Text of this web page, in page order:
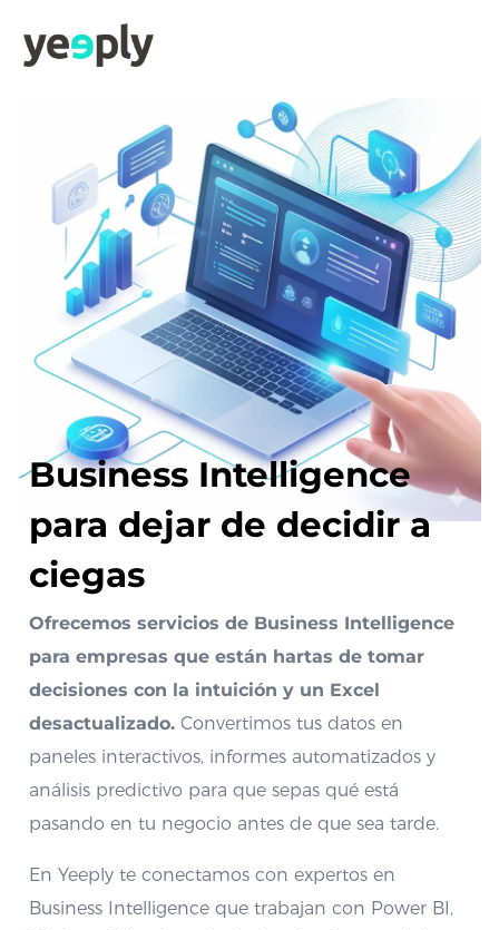
Business Intelligence
para dejar de decidir a
ciegas
Ofrecemos servicios de Business Intelligence
para empresas que están hartas de tomar
decisiones con la intuición y un Excel
desactualizado. Convertimos tus datos en
paneles interactivos, informes automatizados y
análisis predictivo para que sepas qué está
pasando en tu negocio antes de que sea tarde.
En Yeeply te conectamos con expertos en
Business Intelligence que trabajan con Power BI,